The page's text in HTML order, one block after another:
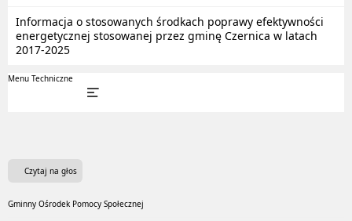
Informacja o stosowanych środkach poprawy efektywności
energetycznej stosowanej przez gminę Czernica w latach
2017-2025
Menu Techniczne
Czytaj na głos
Gminny Ośrodek Pomocy Społecznej